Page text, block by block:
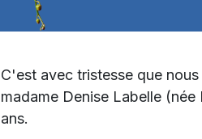
C'est avec tristesse que
madame Denise Labelle
ans.